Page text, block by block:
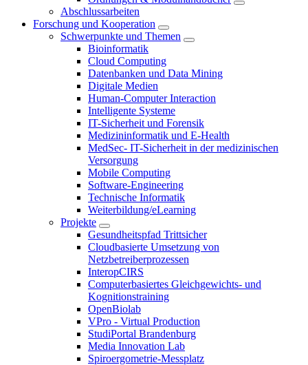
Abschlussarbeiten
Forschung und Kooperation
Schwerpunkte und Themen
Bioinformatik
Cloud Computing
Datenbanken und Data Mining
Digitale Medien
Human-Computer Interaction
Intelligente Systeme
IT-Sicherheit und Forensik
Medizininformatik und E-Health
MedSec- IT-Sicherheit in der medizinischen
Versorgung
Mobile Computing
Software-Engineering
Technische Informatik
Weiterbildung/eLearning
Projekte
Gesundheitspfad Trittsicher
Cloudbasierte Umsetzung von
Netzbetreiberprozessen
InteropCIRS
Computerbasiertes Gleichgewichts- und
Kognitionstraining
OpenBiolab
VPro - Virtual Production
StudiPortal Brandenburg
Media Innovation Lab
Spiroergometrie-Messplatz